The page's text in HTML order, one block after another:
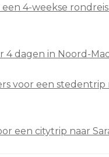
een 4-weekse
4 dagen in Noord-
voor een stedentrip
een citytrip naar